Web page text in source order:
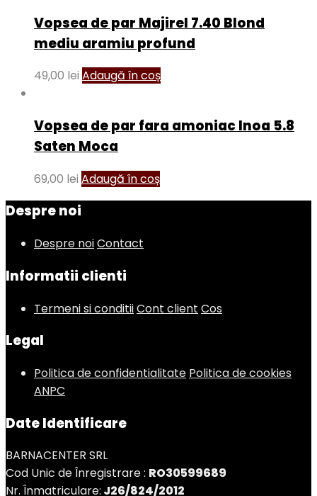
Vopsea de par Majirel 7.40 Blond
mediu aramiu profund
49,00 lei Adaugă în coș
Vopsea de par fara amoniac Inoa 5.8
Saten Moca
69,00 lei Adaugă în coș
Despre noi
Despre noiContact
Informatii clienti
Termeni si conditiiCont client Cos
Legal
Politica de confidentialitate Politica de cookies
ANPC
Date Identificare
BARNACENTER SRL
Cod Unic de Înregistrare : RO30599689
Nr. Înmatriculare: J26/824/2012